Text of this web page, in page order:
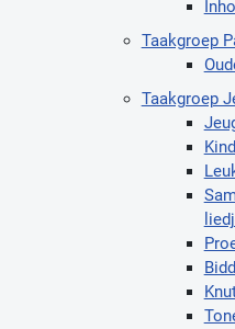
Taakgroep
Taakgroep